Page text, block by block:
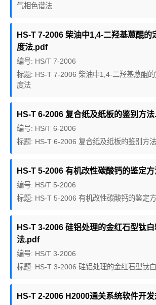
气相色谱法
HS-T 7-2006 柴油中1,4-二羟基蒽醌的
度法.pdf
编号: HS/T 7-2006
标题: HS-T 7-2006 柴油中1,4-二羟基蒽醌
度法
HS-T 6-2006 复合纸及纸板的鉴别方
编号: HS/T 6-2006
标题: HS-T 6-2006 复合纸及纸板的鉴别方法
HS-T 5-2006 有机改性碳酸钙的鉴定
编号: HS/T 5-2006
标题: HS-T 5-2006 有机改性碳酸钙的鉴定
HS-T 3-2006 硅铝处理的金红石型钛
法.pdf
编号: HS/T 3-2006
标题: HS-T 3-2006 硅铝处理的金红石型钛
HS-T 2-2006 H2000通关系统软件开